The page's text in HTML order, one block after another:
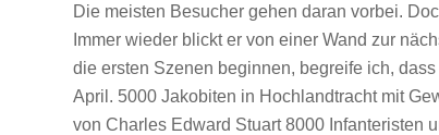
Die meisten Besucher gehen daran vorbei.
Immer wieder blickt er von einer Wand zur
die ersten Szenen beginnen, begreife ich,
April. 5000 Jakobiten in Hochlandtracht mit
von Charles Edward Stuart 8000 Infanteristen